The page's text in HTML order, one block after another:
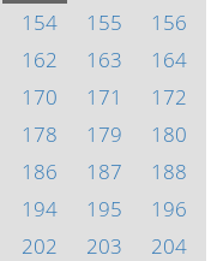
154 155
156
162 163
164
170 171
172
178 179
180
186 187
188
194 195
196
202 203
204